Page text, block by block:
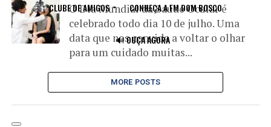
CLUBE DE AMIGOS CONHEÇA A FM DOM BOSCO
🔊 OUÇA AGORA
O Dia Mundial da Saúde Ocular é
celebrado todo dia 10 de julho. Uma
data que nos convida a voltar o olhar
para um cuidado muitas...
MORE POSTS